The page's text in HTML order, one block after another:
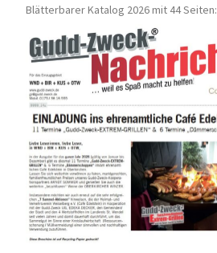
Blätterbarer Katalog 2026 mit 44 Seiten: